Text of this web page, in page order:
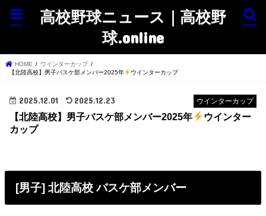
高校野球ニュース｜高校野
球.online
search
menu
HOME
ウインターカップ
【北陸高校】男子バスケ部メンバー2025年
ウインターカップ
ウインターカップ
2025.12.01 2025.12.23
【北陸高校】男子バスケ部メンバー2025年
ウインター
カップ
[男子] 北陸高校 バスケ部メンバー